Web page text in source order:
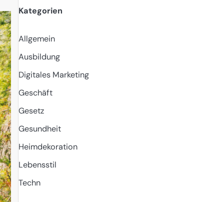
Kategorien
Allgemein
Ausbildung
Digitales Marketing
Geschäft
Gesetz
Gesundheit
Heimdekoration
Lebensstil
Techn